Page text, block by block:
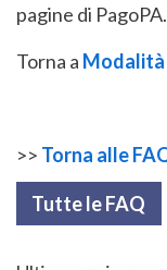
pagine di PagoPA.
Torna a Modalità
>> Torna alle
Tutte le FAQ